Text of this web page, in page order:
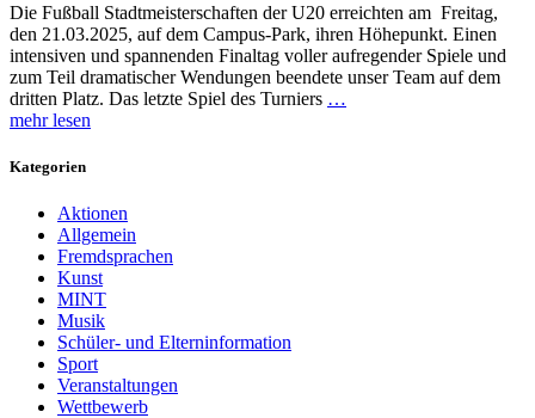
Die Fußball Stadtmeisterschaften der U20 erreichten am Freitag,
den 21.03.2025, auf dem Campus-Park, ihren Höhepunkt. Einen
intensiven und spannenden Finaltag voller aufregender Spiele und
zum Teil dramatischer Wendungen beendete unser Team auf dem
dritten Platz. Das letzte Spiel des Turniers …
mehr lesen
Kategorien
Aktionen
Allgemein
Fremdsprachen
Kunst
MINT
Musik
Schüler- und Elterninformation
Sport
Veranstaltungen
Wettbewerb